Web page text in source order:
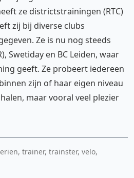
ze districtstrainingen (RTC)
zij bij diverse clubs
Ze is nu nog steeds
Swetiday en BC Leiden, waar
geeft. Ze probeert iedereen
zijn of haar eigen niveau
maar vooral veel plezier
trainer, trainster, velo,